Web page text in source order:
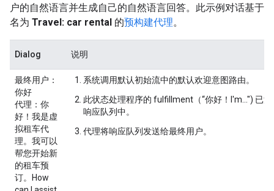
户的自然语言并生成自己的自然语言回答。此示例对话基于
名为 Travel: car rental 的预构建代理。
Dialog 说明
最终用户 ：
你好
代理 ：你
好！我是虚
拟租车代
理。我可以
帮您开始新
的租车预
订。How
系统调用默认初始流中的默认欢迎意图路由。
此状态处理程序的 fulfillment（“你好！I'm...") 已
响应队列中。
代理将响应队列发送给最终用户。